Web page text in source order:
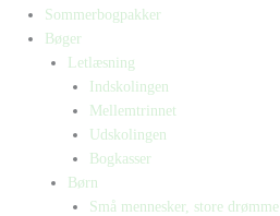
Sommerbogpakker
Bøger
Letlæsning
Indskolingen
Mellemtrinnet
Udskolingen
Bogkasser
Børn
Små mennesker, store drømme